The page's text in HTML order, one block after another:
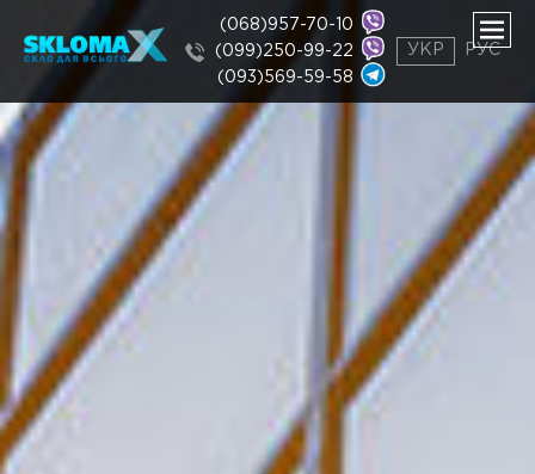
(068)957-70-10
(099)250-99-22
(093)569-59-58
УКР РУС